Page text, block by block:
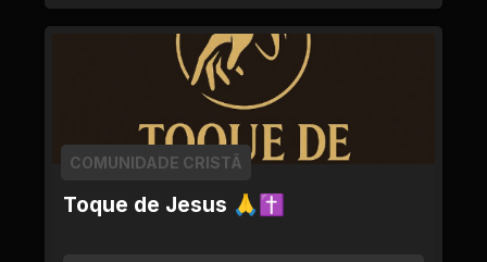
Toque de Jesus 🙏✝
COMUNIDADE CRISTÃ